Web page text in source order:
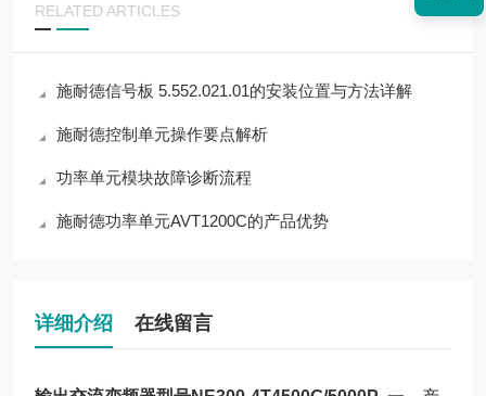
RELATED ARTICLES
施耐德信号板 5.552.021.01的安装位置与方法详解
施耐德控制单元操作要点解析
功率单元模块故障诊断流程
施耐德功率单元AVT1200C的产品优势
详细介绍 在线留言